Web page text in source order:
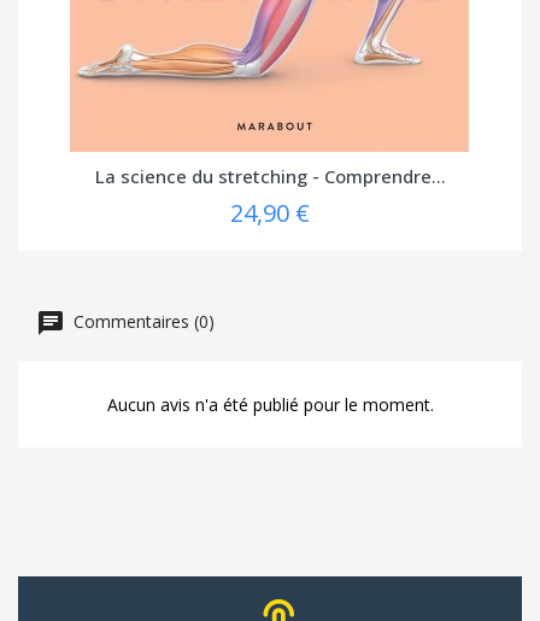
La science du stretching - Comprendre...
24,90 €
Commentaires (0)
Aucun avis n'a été publié pour le moment.